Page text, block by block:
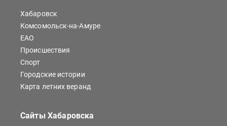
Хабаровск
Комсомольск-на-Амуре
ЕАО
Происшествия
Спорт
Городские истории
Карта летних веранд
Сайты Хабаровска